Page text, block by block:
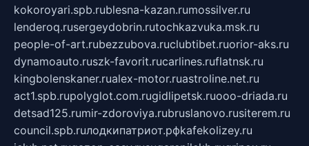
kokoroyari.spb.rublesna-kazan.rumossilver.ru
lenderoq.rusergeydobrin.rutochkazvuka.msk.ru
people-of-art.rubezzubova.ruclubtibet.ruorior-aks.ru
dynamoauto.ruszk-favorit.rucarlines.ruflatnsk.ru
kingbolenskaner.rualex-motor.ruastroline.net.ru
act1.spb.rupolyglot.com.rugidlipetsk.ruooo-driada.ru
detsad125.rumir-zdoroviya.rubruslanovo.rusiterem.ru
council.spb.ruлодкипатриот.рфkafekolizey.ru